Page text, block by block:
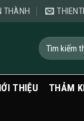
THÀNH
Tìm
kiếm:
THIỆU THẢM